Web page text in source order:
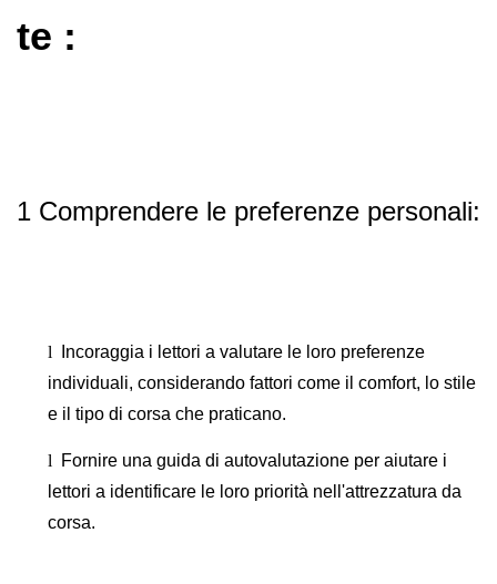
te :
1 Comprendere le preferenze personali:
l
Incoraggia i lettori a valutare le loro preferenze
individuali, considerando fattori come il comfort, lo stile
e il tipo di corsa che praticano.
l
Fornire una guida di autovalutazione per aiutare i
lettori a identificare le loro priorità nell'attrezzatura da
corsa.